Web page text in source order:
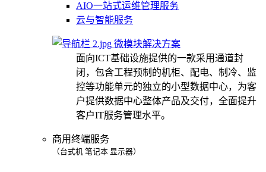
AIO一站式运维管理服务
云与智能服务
微模块解决方案
面向ICT基础设施提供的一款采用通道封
闭，包含工程预制的机柜、配电、制冷、监
控等功能单元的独立的小型数据中心，为客
户提供数据中心整体产品及交付，全面提升
客户IT服务管理水平。
商用终端服务
（台式机 笔记本 显示器）